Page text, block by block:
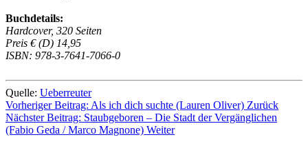
Buchdetails:
Hardcover, 320 Seiten
Preis € (D) 14,95
ISBN: 978-3-7641-7066-0
Quelle: Ueberreuter
Vorheriger Beitrag: Als ich dich suchte (Lauren Oliver) Zurück
Nächster Beitrag: Staubgeboren – Die Stadt der Vergänglichen
(Fabio Geda / Marco Magnone) Weiter